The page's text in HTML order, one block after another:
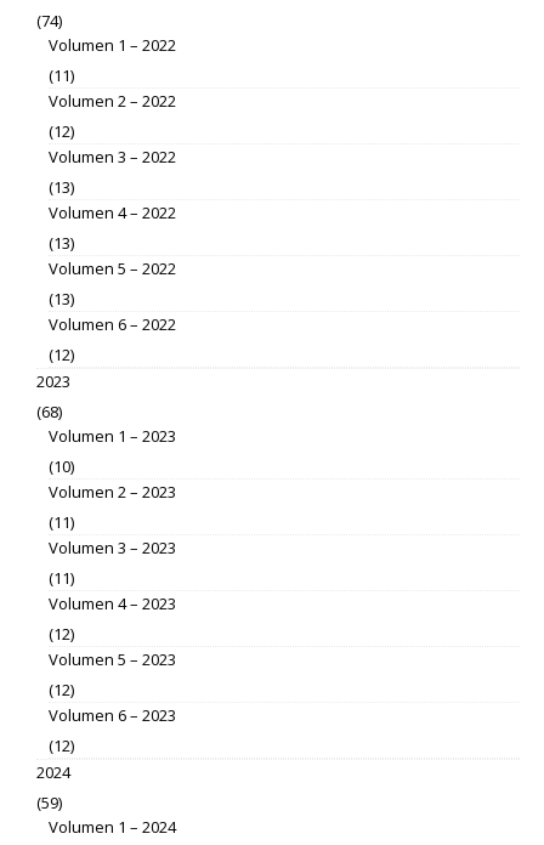
(74)
Volumen 1 – 2022
(11)
Volumen 2 – 2022
(12)
Volumen 3 – 2022
(13)
Volumen 4 – 2022
(13)
Volumen 5 – 2022
(13)
Volumen 6 – 2022
(12)
2023
(68)
Volumen 1 – 2023
(10)
Volumen 2 – 2023
(11)
Volumen 3 – 2023
(11)
Volumen 4 – 2023
(12)
Volumen 5 – 2023
(12)
Volumen 6 – 2023
(12)
2024
(59)
Volumen 1 – 2024